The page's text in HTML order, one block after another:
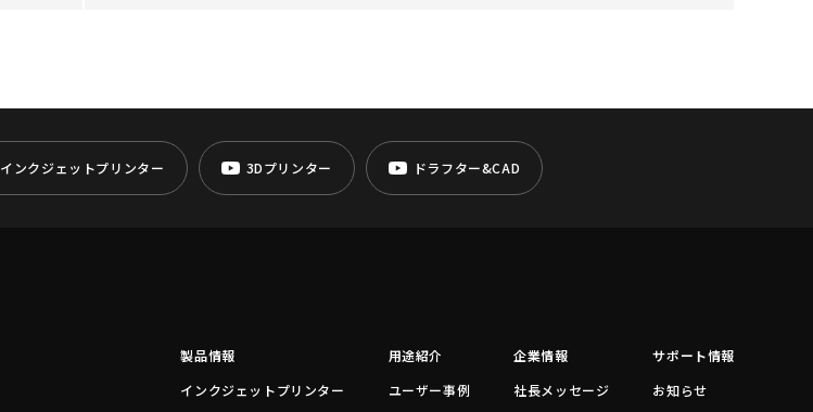
インクジェットプリンター 3Dプリンター ドラフター&CAD
製品情報
インクジェットプリンター
用途紹介
ユーザー事例
企業情報
社長メッセージ
サポート情報
お知らせ